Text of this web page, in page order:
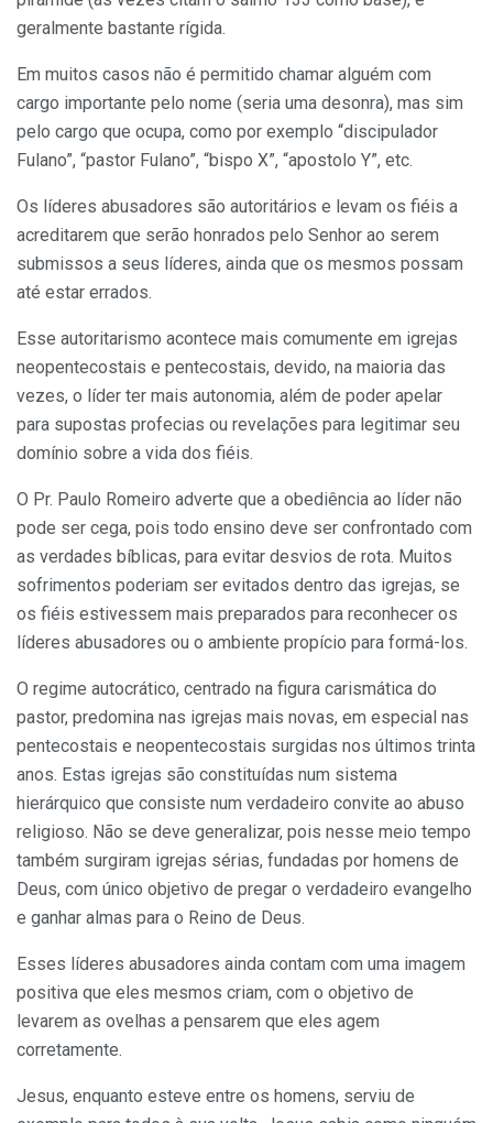
geralmente bastante rígida.
Em muitos casos não é permitido chamar alguém com
cargo importante pelo nome (seria uma desonra), mas sim
pelo cargo que ocupa, como por exemplo “discipulador
Fulano”, “pastor Fulano”, “bispo X”, “apostolo Y”, etc.
Os líderes abusadores são autoritários e levam os fiéis a
acreditarem que serão honrados pelo Senhor ao serem
submissos a seus líderes, ainda que os mesmos possam
até estar errados.
Esse autoritarismo acontece mais comumente em igrejas
neopentecostais e pentecostais, devido, na maioria das
vezes, o líder ter mais autonomia, além de poder apelar
para supostas profecias ou revelações para legitimar seu
domínio sobre a vida dos fiéis.
O Pr. Paulo Romeiro adverte que a obediência ao líder não
pode ser cega, pois todo ensino deve ser confrontado com
as verdades bíblicas, para evitar desvios de rota. Muitos
sofrimentos poderiam ser evitados dentro das igrejas, se
os fiéis estivessem mais preparados para reconhecer os
líderes abusadores ou o ambiente propício para formá-los.
O regime autocrático, centrado na figura carismática do
pastor, predomina nas igrejas mais novas, em especial nas
pentecostais e neopentecostais surgidas nos últimos trinta
anos. Estas igrejas são constituídas num sistema
hierárquico que consiste num verdadeiro convite ao abuso
religioso. Não se deve generalizar, pois nesse meio tempo
também surgiram igrejas sérias, fundadas por homens de
Deus, com único objetivo de pregar o verdadeiro evangelho
e ganhar almas para o Reino de Deus.
Esses líderes abusadores ainda contam com uma imagem
positiva que eles mesmos criam, com o objetivo de
levarem as ovelhas a pensarem que eles agem
corretamente.
Jesus, enquanto esteve entre os homens, serviu de